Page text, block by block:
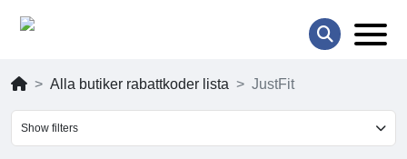
Alla butiker rabattkoder lista JustFit
Show filters